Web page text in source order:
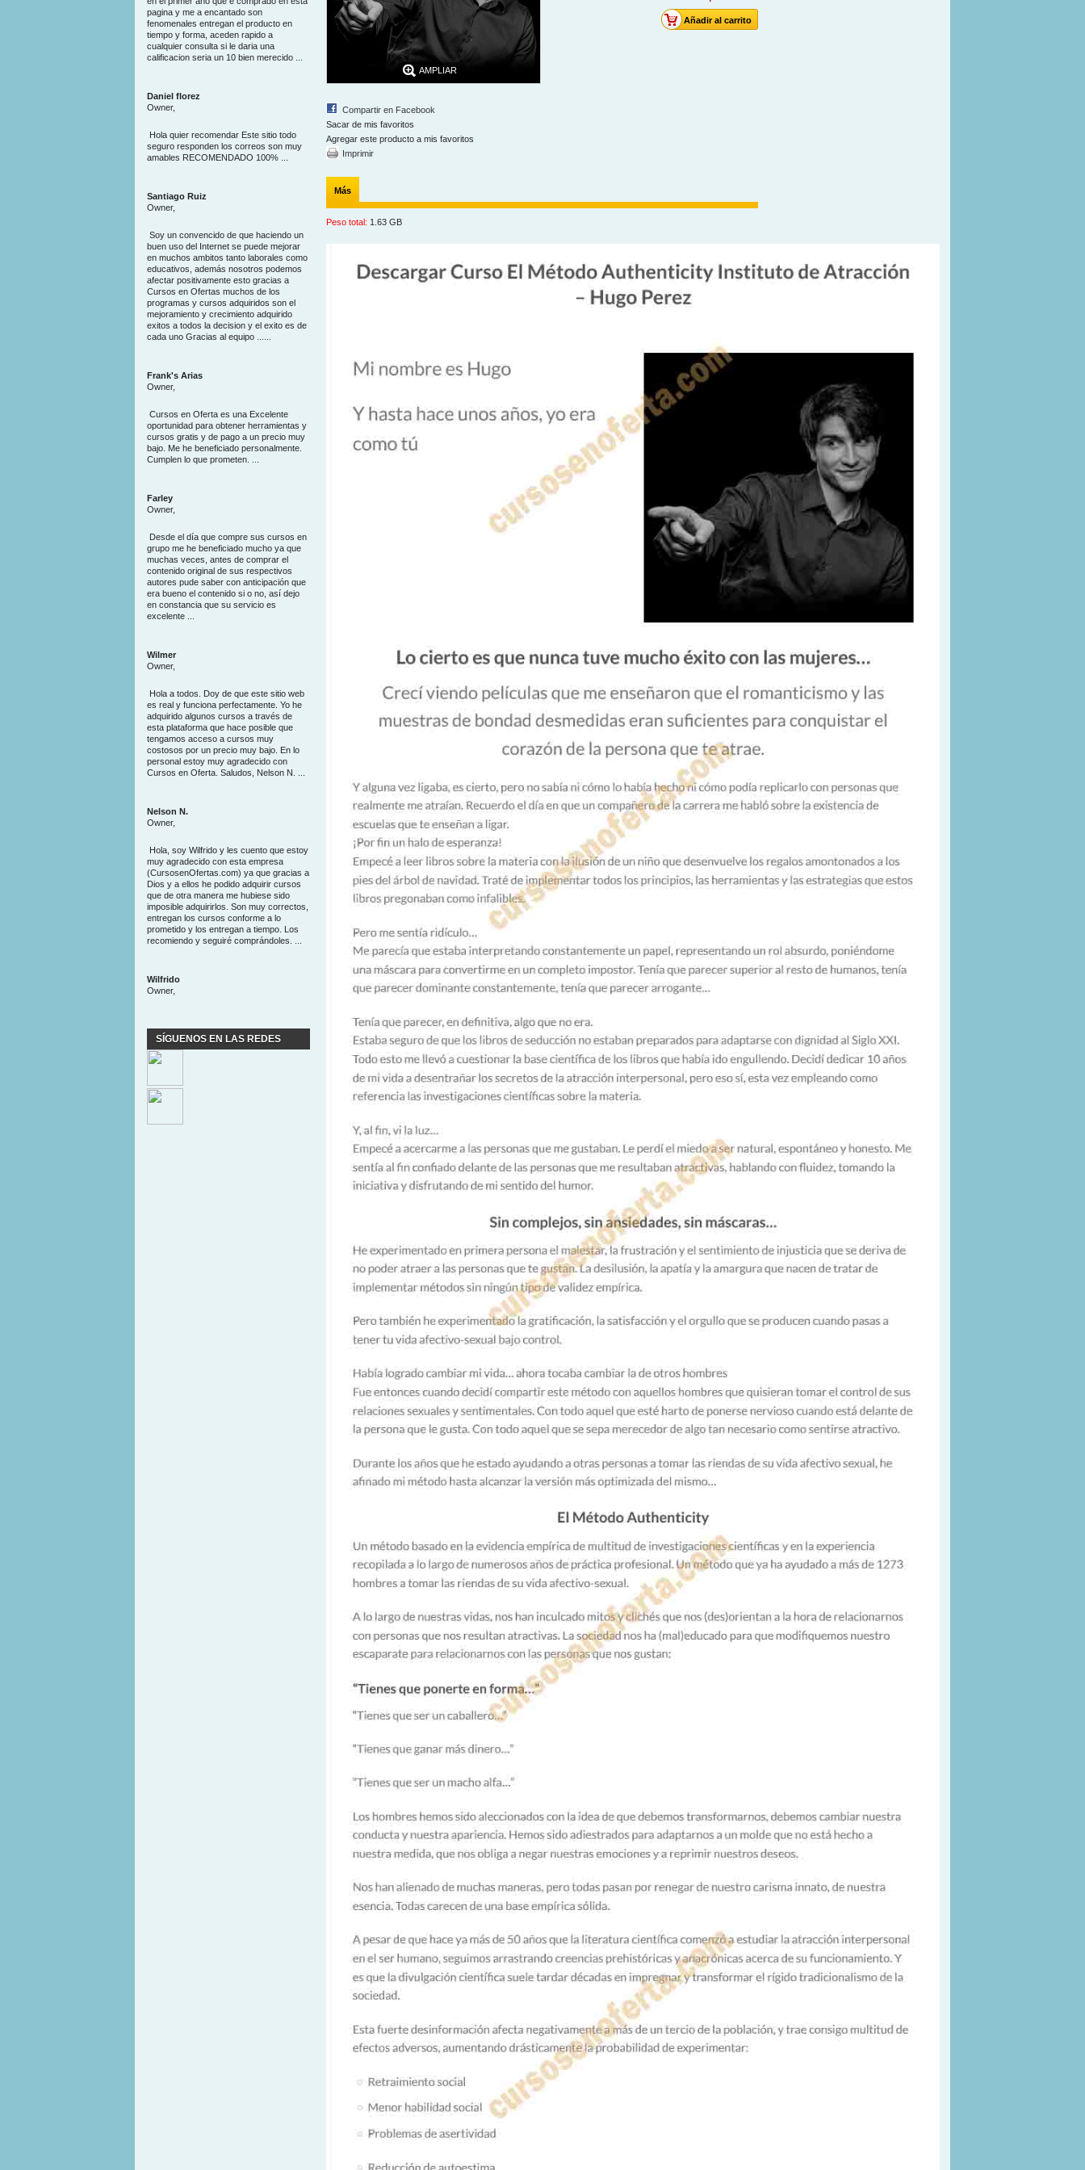
pagina y me a encantado son
fenomenales entregan el producto en
tiempo y forma, aceden rapido a
cualquier consulta si le daria una
calificacion seria un 10 bien merecido ...
Daniel florez
Owner,
Hola quier recomendar Este sitio todo
seguro responden los correos son muy
amables RECOMENDADO 100% ...
Santiago Ruiz
Owner,
Soy un convencido de que haciendo un
buen uso del Internet se puede mejorar
en muchos ambitos tanto laborales como
educativos, además nosotros podemos
afectar positivamente esto gracias a
Cursos en Ofertas muchos de los
programas y cursos adquiridos son el
mejoramiento y crecimiento adquirido
exitos a todos la decision y el exito es de
cada uno Gracias al equipo ......
Frank's Arias
Owner,
Cursos en Oferta es una Excelente
oportunidad para obtener herramientas y
cursos gratis y de pago a un precio muy
bajo. Me he beneficiado personalmente.
Cumplen lo que prometen. ...
Farley
Owner,
Desde el día que compre sus cursos en
grupo me he beneficiado mucho ya que
muchas veces, antes de comprar el
contenido original de sus respectivos
autores pude saber con anticipación que
era bueno el contenido si o no, así dejo
en constancia que su servicio es
excelente ...
Wilmer
Owner,
Hola a todos. Doy de que este sitio web
es real y funciona perfectamente. Yo he
adquirido algunos cursos a través de
esta plataforma que hace posible que
tengamos acceso a cursos muy
costosos por un precio muy bajo. En lo
personal estoy muy agradecido con
Cursos en Oferta. Saludos, Nelson N. ...
Nelson N.
Owner,
Hola, soy Wilfrido y les cuento que estoy
muy agradecido con esta empresa
(CursosenOfertas.com) ya que gracias a
Dios y a ellos he podido adquirir cursos
que de otra manera me hubiese sido
imposible adquirirlos. Son muy correctos,
entregan los cursos conforme a lo
prometido y los entregan a tiempo. Los
recomiendo y seguiré comprándoles. ...
Wilfrido
Owner,
SÍGUENOS EN LAS REDES
AMPLIAR
Compartir en Facebook
Sacar de mis favoritos
Agregar este producto a mis favoritos
Imprimir
Más
Peso total: 1.63 GB